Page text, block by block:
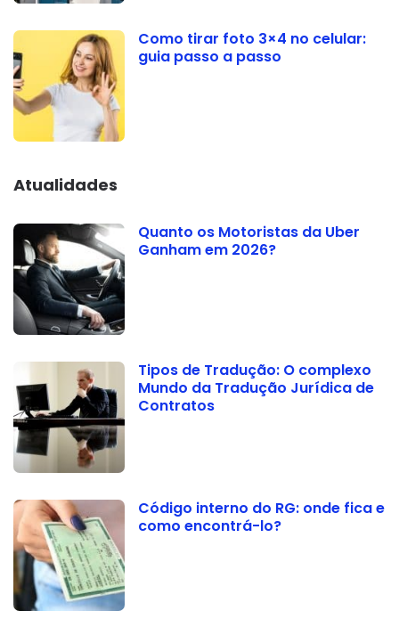
Como tirar foto 3×4 no celular:
guia passo a passo
Atualidades
Quanto os Motoristas da Uber
Ganham em 2026?
Tipos de Tradução: O complexo
Mundo da Tradução Jurídica de
Contratos
Código interno do RG: onde fica e
como encontrá-lo?